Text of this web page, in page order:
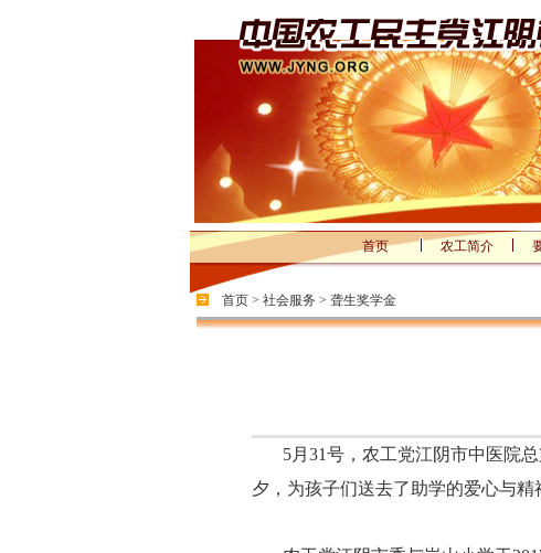
首页 农工简介
首页 > 社会服务 > 聋生奖学金
5月31号，农工党江阴市中医院
夕，为孩子们送去了助学的爱心与精